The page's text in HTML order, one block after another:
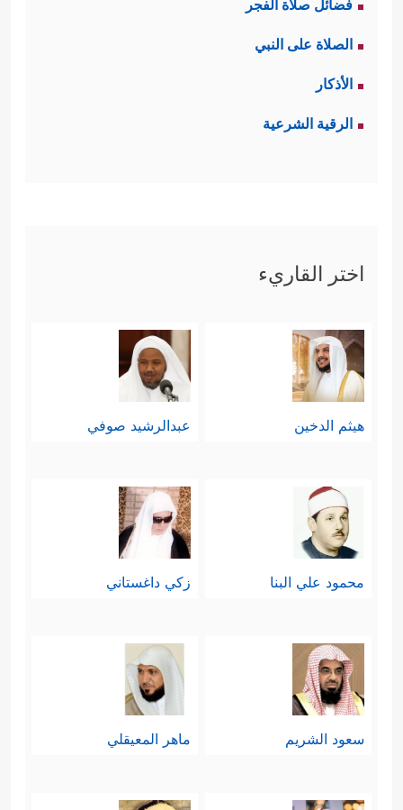
فضائل صلاة الفجر
الصلاة على النبي
الأذكار
الرقية الشرعية
اختر القاريء
هيثم الدخين عبدالرشيد صوفي
محمود علي البنا زكي داغستاني
سعود الشريم ماهر المعيقلي